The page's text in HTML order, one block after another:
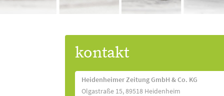
kontakt
Heidenheimer Zeitung GmbH & Co. KG
Olgastraße 15, 89518 Heidenheim